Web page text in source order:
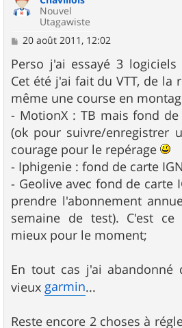
Nouvel
Utagawiste
M
s
s
a
g
e
20 août 2011, 12:02
Perso j'ai essayé 3
Cet été j'ai fait du VTT, de la
même une course en
- MotionX : TB mais fond
(ok pour suivre/enregistrer
courage pour le repérage
- Iphigenie : fond de carte
- Geolive avec fond de carte
prendre l'abonnement
semaine de test). C'est
mieux pour le moment;
En tout cas j'ai abandonné
vieux garmin...
Reste encore 2 choses à